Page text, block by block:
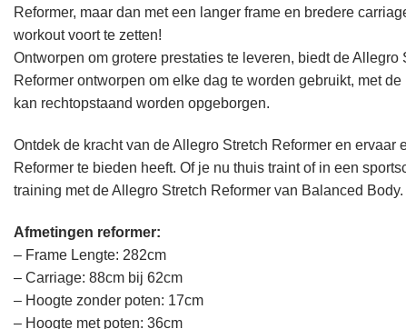
Reformer, maar dan met een langer frame en bredere
workout voort te zetten!
Ontworpen om grotere prestaties te leveren, biedt de
Reformer ontworpen om elke dag te worden gebruikt, met
kan rechtopstaand worden opgeborgen.
Ontdek de kracht van de Allegro Stretch Reformer en
Reformer te bieden heeft. Of je nu thuis traint of in een
training met de Allegro Stretch Reformer van Balanced
Afmetingen reformer:
– Frame Lengte: 282cm
– Carriage: 88cm bij 62cm
– Hoogte zonder poten: 17cm
– Hoogte met poten: 36cm